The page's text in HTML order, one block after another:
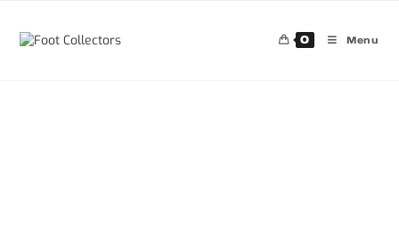
0 Menu